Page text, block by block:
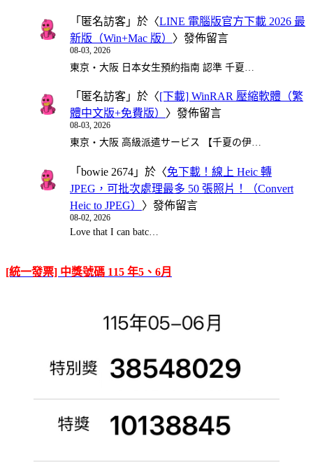
「 匿名訪客 」於〈LINE 電腦版官方下載 2026 最
新版（Win+Mac 版） 〉發佈留言
08-03, 2026
東京・大阪 日本女生預約指南 認準 千夏…
「 匿名訪客 」於〈[下載] WinRAR 壓縮軟體（繁
體中文版+免費版） 〉發佈留言
08-03, 2026
東京・大阪 高級派遣サービス 【千夏の伊…
「 bowie 2674 」於〈免下載！線上 Heic 轉
JPEG，可批次處理最多 50 張照片！（Convert
Heic to JPEG） 〉發佈留言
08-02, 2026
Love that I can batc…
[統一發票] 中獎號碼 115 年5、6月